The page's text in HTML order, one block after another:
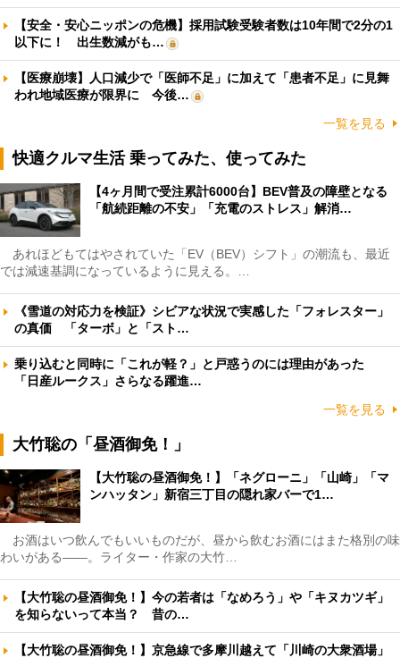
【安全・安心ニッポンの危機】採用試験受験者数は10年間で2分の1
以下に！ 出生数減がも…
【医療崩壊】人口減少で「医師不足」に加えて「患者不足」に見舞
われ地域医療が限界に 今後…
一覧を見る
快適クルマ生活 乗ってみた、使ってみた
【4ヶ月間で受注累計6000台】BEV普及の障壁となる
「航続距離の不安」「充電のストレス」解消…
あれほどもてはやされていた「EV（BEV）シフト」の潮流も、最近
では減速基調になっているように見える。…
《雪道の対応力を検証》シビアな状況で実感した「フォレスター」
の真価 「ターボ」と「スト…
乗り込むと同時に「これが軽？」と戸惑うのには理由があった
「日産ルークス」さらなる躍進…
一覧を見る
大竹聡の「昼酒御免！」
【大竹聡の昼酒御免！】「ネグローニ」「山崎」「マ
ンハッタン」新宿三丁目の隠れ家バーで1…
お酒はいつ飲んでもいいものだが、昼から飲むお酒にはまた格別の味
わいがある――。ライター・作家の大竹…
【大竹聡の昼酒御免！】今の若者は「なめろう」や「キヌカツギ」
を知らないって本当？ 昔の…
【大竹聡の昼酒御免！】京急線で多摩川越えて「川崎の大衆酒場」